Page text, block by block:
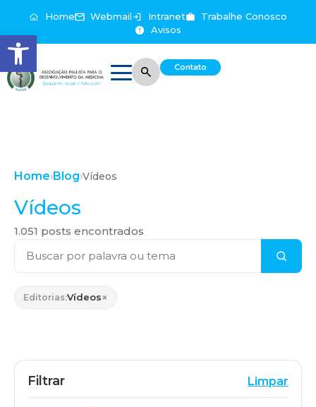
Abrir a barra de ferramentas
Home Webmail Intranet
Trabalhe Conosco
Avisos
Contato
Home›Blog›Vídeos
Vídeos
1.051 posts encontrados
Editorias:Vídeos×
Filtrar Limpar